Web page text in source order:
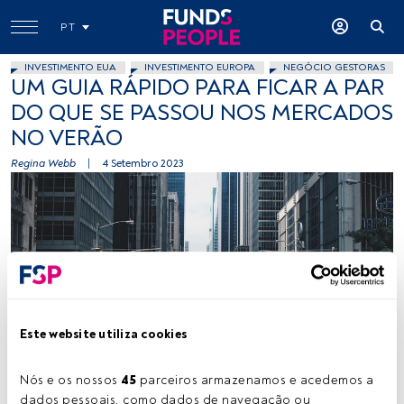
Este website utiliza cookies
Nós e os nossos 45 parceiros armazenamos e acedemos a
dados pessoais, como dados de navegação ou
PT
INVESTIMENTO EUA INVESTIMENTO EUROPA NEGÓCIO GESTORAS
UM GUIA RÁPIDO PARA FICAR A PAR
DO QUE SE PASSOU NOS MERCADOS
NO VERÃO
Regina Webb 4 Setembro 2023
Tempo de leitura:20 s.